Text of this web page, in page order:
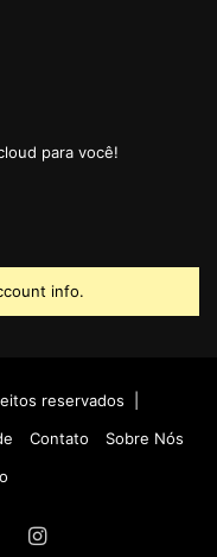
para você!
info.
reservados |
Contato
Sobre Nós
YouTubeInstagram